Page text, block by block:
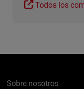
Todos los
Sobre nosotros